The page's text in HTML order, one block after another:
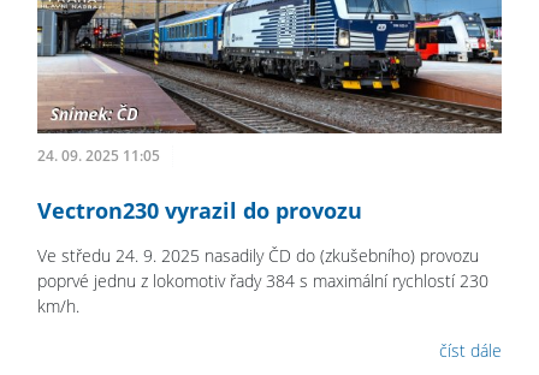
24. 09. 2025 11:05
Vectron230 vyrazil do provozu
Ve středu 24. 9. 2025 nasadily ČD do (zkušebního) provozu
poprvé jednu z lokomotiv řady 384 s maximální rychlostí 230
km/h.
číst dále